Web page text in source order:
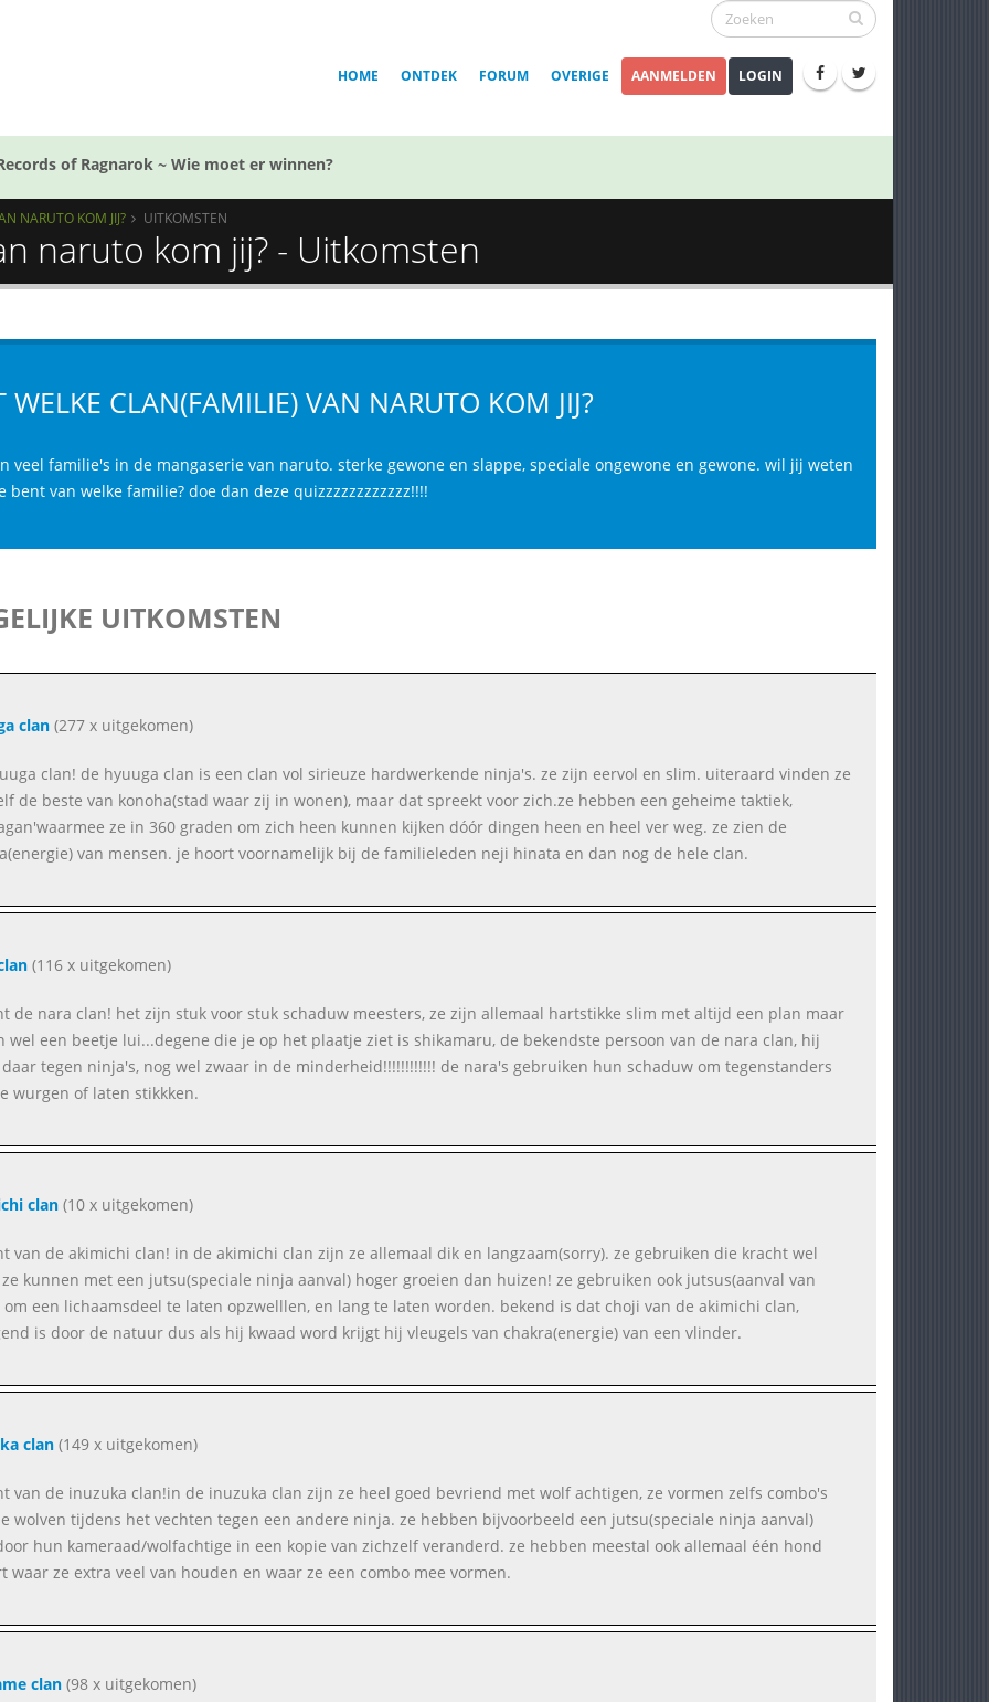
HOME ONTDEK FORUM OVERIGE AANMELDEN LOGIN
of Ragnarok ~ Wie moet er winnen?
NARUTO KOM JIJ? UITKOMSTEN
naruto kom jij? - Uitkomsten
WELKE CLAN(FAMILIE) VAN NARUTO KOM JIJ?
veel familie's in de mangaserie van naruto. sterke gewone en slappe, speciale ongewone en gewone. wil jij weten
bent van welke familie? doe dan deze quizzzzzzzzzzzz!!!!
UITKOMSTEN
clan(277 x uitgekomen)
clan! de hyuuga clan is een clan vol sirieuze hardwerkende ninja's. ze zijn eervol en slim. uiteraard vinden ze
de beste van konoha(stad waar zij in wonen), maar dat spreekt voor zich.ze hebben een geheime taktiek,
ze in 360 graden om zich heen kunnen kijken dóór dingen heen en heel ver weg. ze zien de
van mensen. je hoort voornamelijk bij de familieleden neji hinata en dan nog de hele clan.
(116 x uitgekomen)
de nara clan! het zijn stuk voor stuk schaduw meesters, ze zijn allemaal hartstikke slim met altijd een plan maar
wel een beetje lui...degene die je op het plaatje ziet is shikamaru, de bekendste persoon van de nara clan, hij
tegen ninja's, nog wel zwaar in de minderheid!!!!!!!!!!!! de nara's gebruiken hun schaduw om tegenstanders
wurgen of laten stikkken.
clan(10 x uitgekomen)
van de akimichi clan! in de akimichi clan zijn ze allemaal dik en langzaam(sorry). ze gebruiken die kracht wel
kunnen met een jutsu(speciale ninja aanval) hoger groeien dan huizen! ze gebruiken ook jutsus(aanval van
een lichaamsdeel te laten opzwelllen, en lang te laten worden. bekend is dat choji van de akimichi clan,
is door de natuur dus als hij kwaad word krijgt hij vleugels van chakra(energie) van een vlinder.
clan(149 x uitgekomen)
van de inuzuka clan!in de inuzuka clan zijn ze heel goed bevriend met wolf achtigen, ze vormen zelfs combo's
wolven tijdens het vechten tegen een andere ninja. ze hebben bijvoorbeeld een jutsu(speciale ninja aanval)
hun kameraad/wolfachtige in een kopie van zichzelf veranderd. ze hebben meestal ook allemaal één hond
waar ze extra veel van houden en waar ze een combo mee vormen.
clan(98 x uitgekomen)